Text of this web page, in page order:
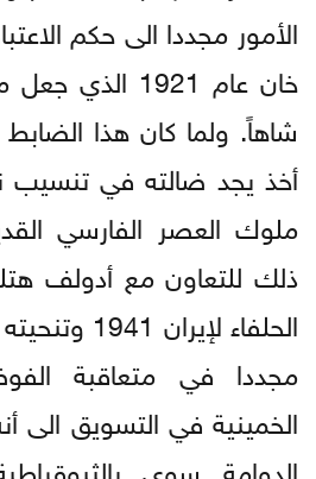
الأمور مجددا الى حكم
خان عام 1921
شاهاً. ولما كان هذا
أخذ يجد ضالته في تنسيب
ملوك العصر الفارسي
ذلك للتعاون مع أدولف
الحلفاء
مجددا في متعاقبة
الخمينية في التسويق الى
الدوامة سوى